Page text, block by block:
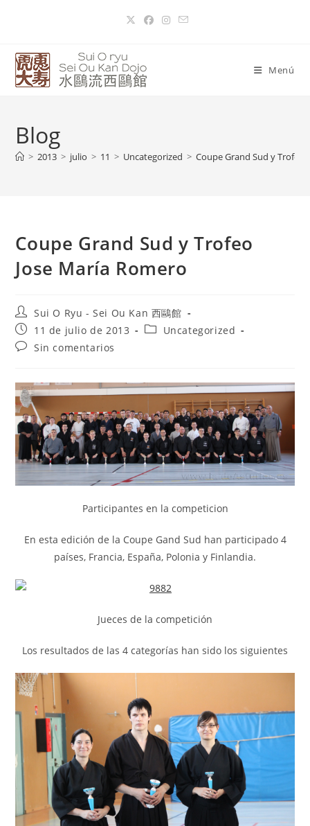
Menú
Blog
> 2013 > julio > 11 > Uncategorized > Coupe Grand Sud y Trofeo
Coupe Grand Sud y Trofeo
Jose María Romero
Sui O Ryu - Sei Ou Kan 西鷗館
11 de julio de 2013
Uncategorized
Sin comentarios
Participantes en la competicion
En esta edición de la Coupe Gand Sud han participado 4
países, Francia, España, Polonia y Finlandia.
Jueces de la competición
Los resultados de las 4 categorías han sido los siguientes